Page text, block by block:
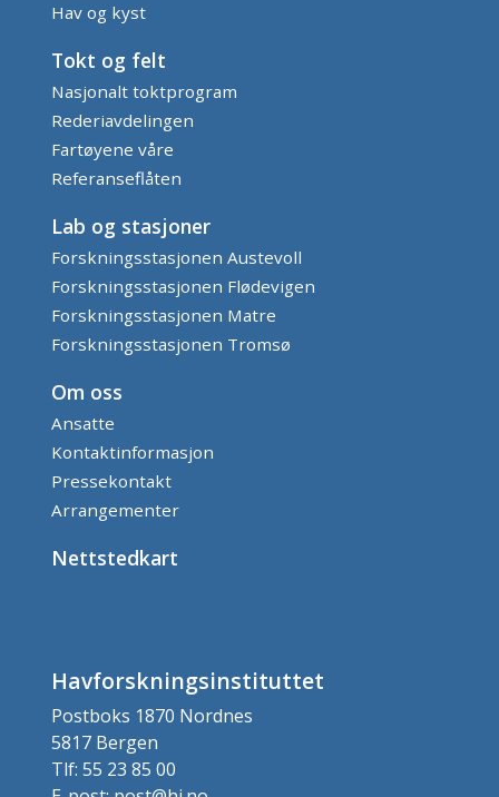
Hav og kyst
Tokt og felt
Nasjonalt toktprogram
Rederiavdelingen
Fartøyene våre
Referanseflåten
Lab og stasjoner
Forskningsstasjonen Austevoll
Forskningsstasjonen Flødevigen
Forskningsstasjonen Matre
Forskningsstasjonen Tromsø
Om oss
Ansatte
Kontaktinformasjon
Pressekontakt
Arrangementer
Nettstedkart
Havforskningsinstituttet
Postboks 1870 Nordnes
5817 Bergen
Tlf: 55 23 85 00